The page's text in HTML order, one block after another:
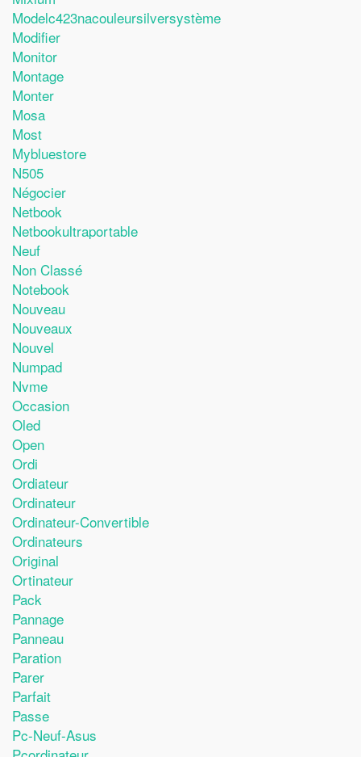
Modelc423nacouleursilversystème
Modifier
Monitor
Montage
Monter
Mosa
Most
Mybluestore
N505
Négocier
Netbook
Netbookultraportable
Neuf
Non Classé
Notebook
Nouveau
Nouveaux
Nouvel
Numpad
Nvme
Occasion
Oled
Open
Ordi
Ordiateur
Ordinateur
Ordinateur-Convertible
Ordinateurs
Original
Ortinateur
Pack
Pannage
Panneau
Paration
Parer
Parfait
Passe
Pc-Neuf-Asus